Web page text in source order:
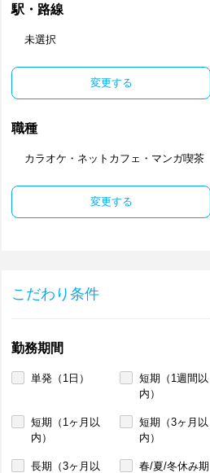
駅・路線
未選択
変更する
職種
カラオケ・ネットカフェ・マンガ喫茶
変更する
こだわり条件
勤務期間
単発（1日）
短期（1週間以
内）
短期（1ヶ月以
内）
短期（3ヶ月以
内）
長期（3ヶ月以
春/夏/冬休み期